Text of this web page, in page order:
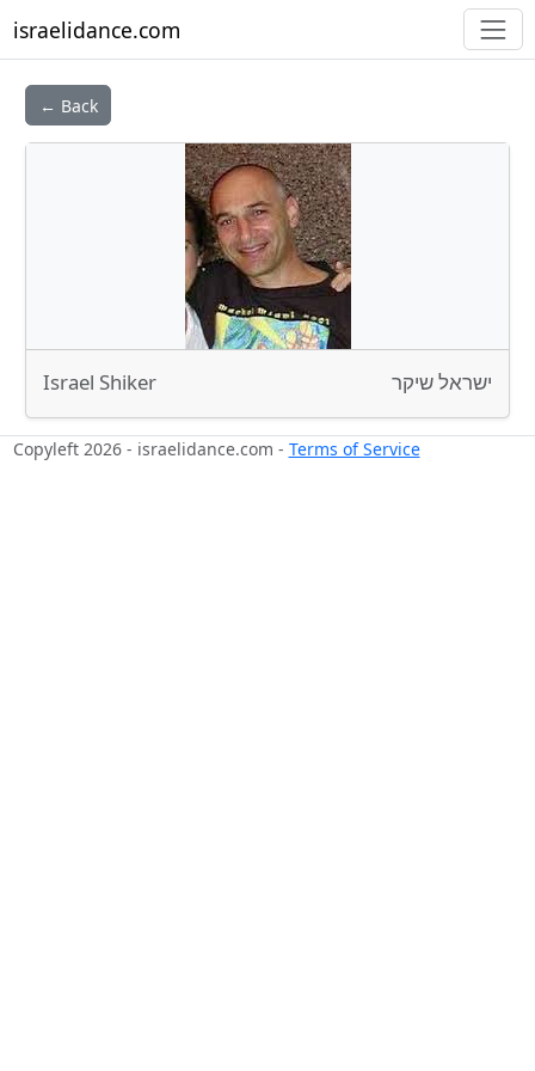
israelidance.com
← Back
Israel Shiker ישראל שיקר
Copyleft 2026 - israelidance.com - Terms of Service